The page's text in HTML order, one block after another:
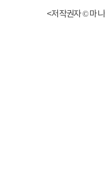
<저작권자 © 마